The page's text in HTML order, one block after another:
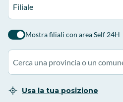
Filiale
Mostra filiali con area Self 24H
Usa la tua posizione